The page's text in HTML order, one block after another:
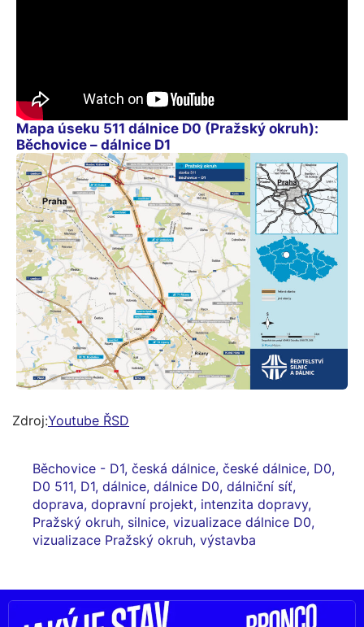
Mapa úseku 511 dálnice D0 (Pražský okruh):
Běchovice – dálnice D1
Zdroj:Youtube ŘSD
Běchovice - D1, česká dálnice, české dálnice, D0,
D0 511, D1, dálnice, dálnice D0, dálniční síť,
doprava, dopravní projekt, intenzita dopravy,
Pražský okruh, silnice, vizualizace dálnice D0,
vizualizace Pražský okruh, výstavba